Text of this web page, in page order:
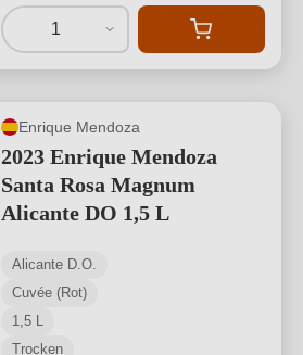
1
Enrique Mendoza
2023 Enrique Mendoza
Santa Rosa Magnum
Alicante DO 1,5 L
Alicante D.O.
Cuvée (Rot)
1,5 L
Trocken